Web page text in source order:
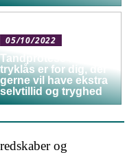
05/10/2022
Tandprotese med
tryklås er for dig, der
gerne vil have ekstra
selvtillid og tryghed
og